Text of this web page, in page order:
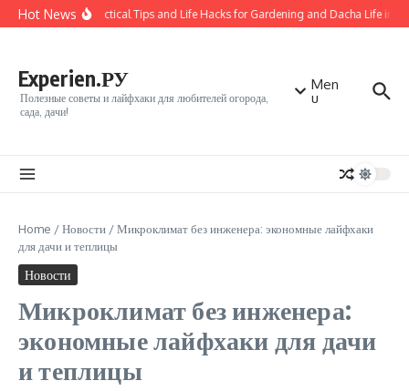
Перейти к содержанию
Hot News50 Practical Tips and Life Hacks for Gardening and Dacha Life in
Experien.РУ
Полезные советы и лайфхаки для любителей огорода,
сада, дачи!
Men
u
Home /Новости /Микроклимат без инженера: экономные лайфхаки
для дачи и теплицы
Новости
Микроклимат без инженера:
экономные лайфхаки для дачи
и теплицы